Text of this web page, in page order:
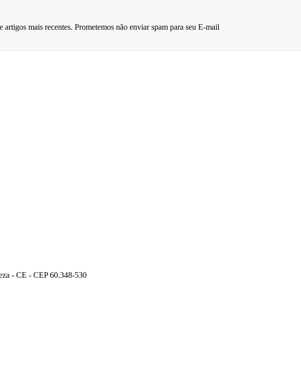
artigos mais recentes. Prometemos não enviar spam para seu E-mail
- CE - CEP 60.348-530